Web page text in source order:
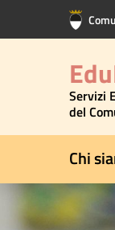
Vai al
Vai al footer
Servizi
del
Chi